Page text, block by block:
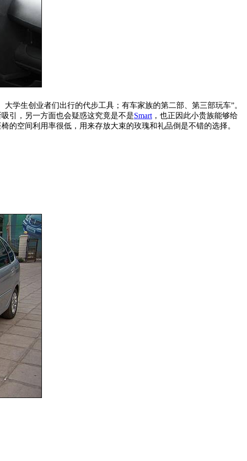
学生创业者们出行的代步工具；有车家族的第二部、第三部玩车”。
引，另一方面也会疑惑这究竟是不是Smart ，也正因此小贵族能够给
的空间利用率很低，用来存放大束的玫瑰和礼品倒是不错的选择。